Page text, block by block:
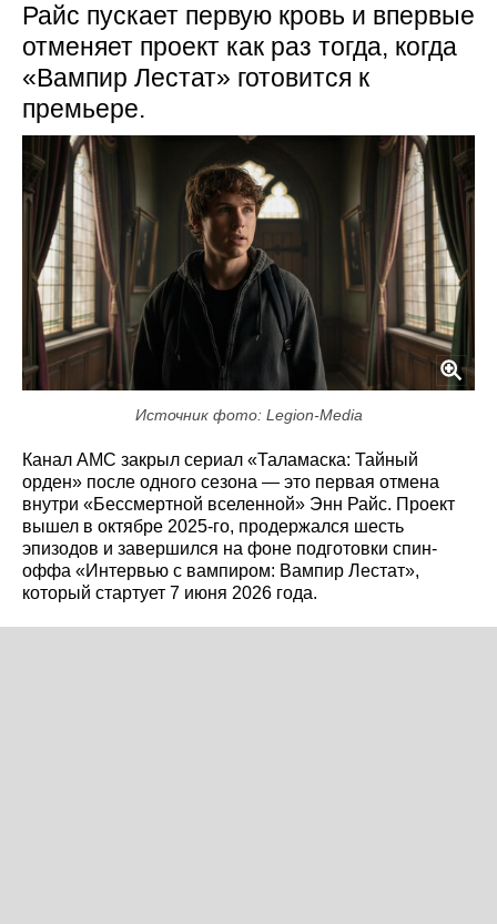
Райс пускает первую кровь и впервые
отменяет проект как раз тогда, когда
«Вампир Лестат» готовится к
премьере.
Источник фото: Legion-Media
Канал AMC закрыл сериал «Таламаска: Тайный
орден» после одного сезона — это первая отмена
внутри «Бессмертной вселенной» Энн Райс. Проект
вышел в октябре 2025-го, продержался шесть
эпизодов и завершился на фоне подготовки спин-
оффа «Интервью с вампиром: Вампир Лестат»,
который стартует 7 июня 2026 года.